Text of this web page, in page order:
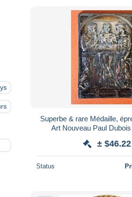
Superbe & rare Médaille,
Art Nouveau Paul
± $46.22
Status